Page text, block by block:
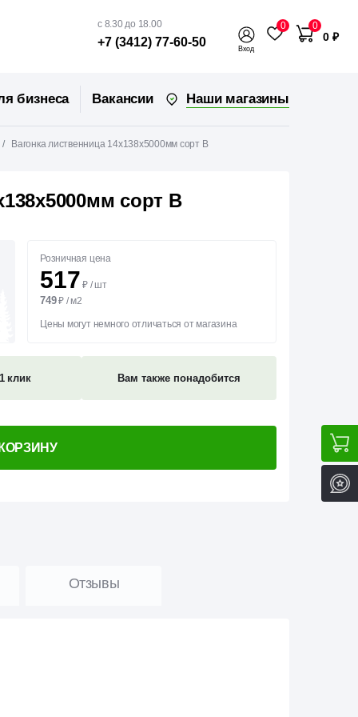
с 8.30 до 18.00
+7 (3412) 77-60-50 Вход
0 0
0 ₽
бизнеса Вакансии Наши магазины
Вагонка лиственница 14х138х5000мм сорт В
сорт В
Розничная цена
517 ₽ / шт
749₽ / м2
Цены могут немного отличаться от магазина
клик Вам также понадобится
Отзывы